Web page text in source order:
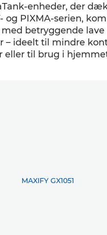
enheder, der
og PIXMA-serien,
betryggende lave
– ideelt til mindre
eller til brug i